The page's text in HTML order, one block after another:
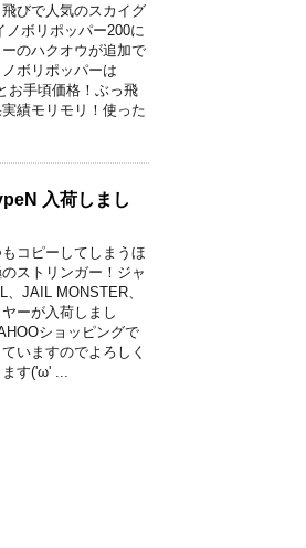
びで人気のスカイグ
ノボリポッパー200に
ーのハクオウが追加で
ボリポッパーは
お手頃価格！ぶっ飛
績モリモリ！使った
入荷しまし
コピーしてしまうほ
ストリンガー！ジャ
、JAIL MONSTER、
ーが入荷しまし
ショッピングで
いますのでよろしく
ます('ω' ...